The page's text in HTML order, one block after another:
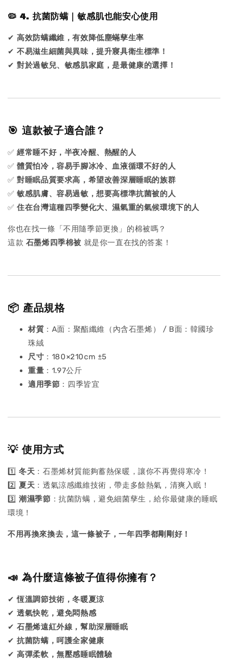
🦠 4. 抗菌防螨｜敏感肌也能安心使用
✔高效防螨纖維，有效降低塵蟎孳生率
✔不易滋生細菌與異味，提升寢具衛生標準！
✔對於過敏兒、敏感肌家庭，是最健康的選擇！
🎯 這款被子適合誰？
✅經常睡不好，半夜冷醒、熱醒的人
✅體質怕冷，容易手腳冰冷、血液循環不好的人
✅對睡眠品質要求高，希望改善深層睡眠的族群
✅敏感肌膚、容易過敏，想要高標準抗菌被的人
✅住在台灣這種四季變化大、濕氣重的氣候環境下的人
你也在找一條「不用隨季節更換」的棉被嗎？
這款 石墨烯四季棉被 就是你一直在找的答案！
📦 產品規格
材質 ：A面：聚酯纖維（內含石墨烯） / B面：韓國珍
珠絨
尺寸 ：180×210cm ±5
重量 ：1.97公斤
適用季節 ：四季皆宜
💡 使用方式
1️⃣冬天 ：石墨烯材質能夠蓄熱保暖，讓你不再覺得寒冷！
2️⃣夏天 ：透氣涼感纖維技術，帶走多餘熱氣，清爽入眠！
3️⃣潮濕季節 ：抗菌防螨，避免細菌孳生，給你最健康的睡眠
環境！
不用再換來換去，這一條被子，一年四季都剛剛好！
📣 為什麼這條被子值得你擁有？
✔恆溫調節技術，冬暖夏涼
✔透氣快乾，避免悶熱感
✔石墨烯遠紅外線，幫助深層睡眠
✔抗菌防螨，呵護全家健康
✔高彈柔軟，無壓感睡眠體驗